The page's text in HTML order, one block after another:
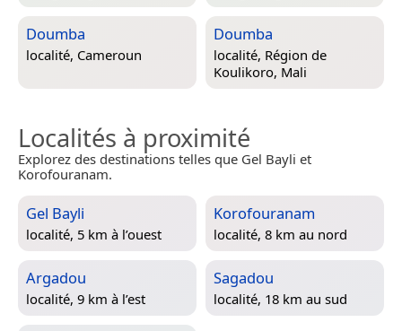
Doumba
localité, Cameroun
Doumba
localité, Région de
Koulikoro, Mali
Localités à proximité
Explorez des destinations telles que Gel Bayli et
Korofouranam.
Gel Bayli
localité, 5 km à l’ouest
Korofouranam
localité, 8 km au nord
Argadou
localité, 9 km à l’est
Sagadou
localité, 18 km au sud